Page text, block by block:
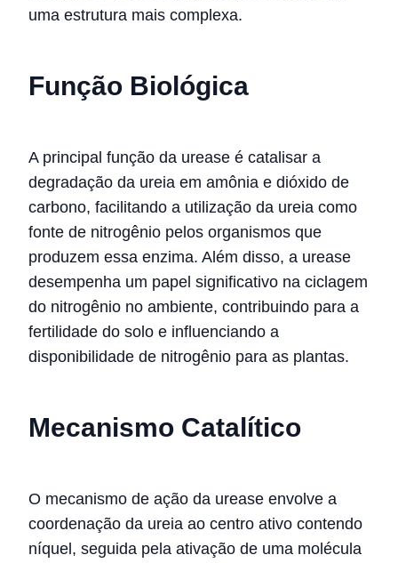
uma estrutura mais complexa.
Função Biológica
A principal função da urease é catalisar a
degradação da ureia em amônia e dióxido de
carbono, facilitando a utilização da ureia como
fonte de nitrogênio pelos organismos que
produzem essa enzima. Além disso, a urease
desempenha um papel significativo na ciclagem
do nitrogênio no ambiente, contribuindo para a
fertilidade do solo e influenciando a
disponibilidade de nitrogênio para as plantas.
Mecanismo Catalítico
O mecanismo de ação da urease envolve a
coordenação da ureia ao centro ativo contendo
níquel, seguida pela ativação de uma molécula